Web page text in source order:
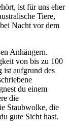
ist für uns eher
Tiere,
Nacht vor dem
Anhängern.
von bis zu 100
ist aufgrund des
du einem
die
Staubwolke, die
gute Sicht hast.